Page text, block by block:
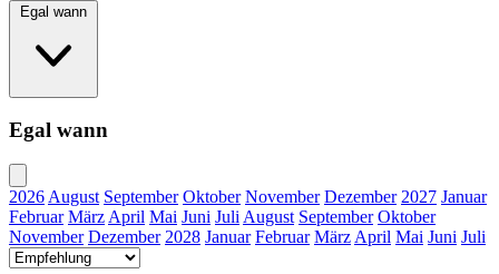
Egal wann
Egal wann
2026 August September Oktober November Dezember 2027 Januar
Februar März April Mai Juni Juli August September Oktober
November Dezember 2028 Januar Februar März April Mai Juni Juli